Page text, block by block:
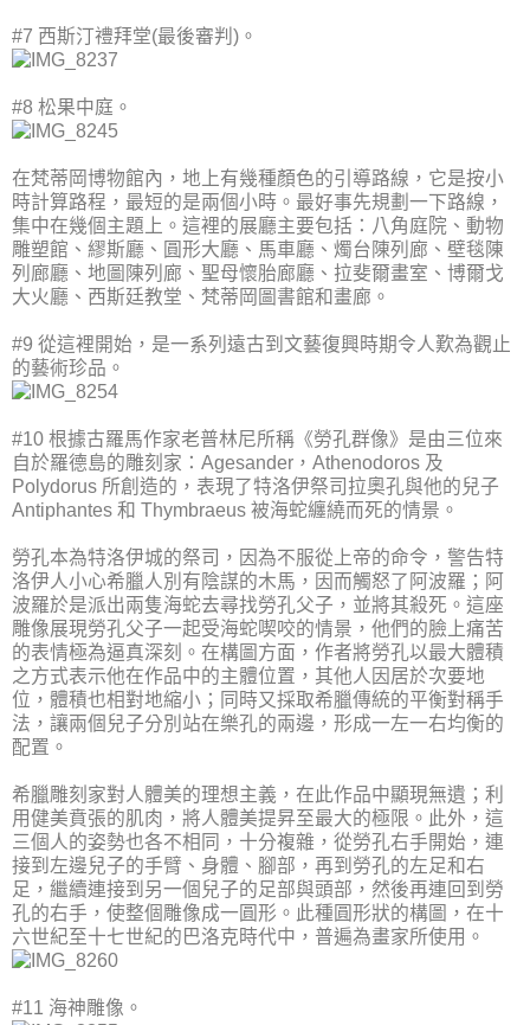
#7 西斯汀禮拜堂(最後審判)。
#8 松果中庭。
在梵蒂岡博物館內，地上有幾種顏色的引導路線，它是按小
時計算路程，最短的是兩個小時。最好事先規劃一下路線，
集中在幾個主題上。這裡的展廳主要包括：八角庭院、動物
雕塑館、繆斯廳、圓形大廳、馬車廳、燭台陳列廊、壁毯陳
列廊廳、地圖陳列廊、聖母懷胎廊廳、拉斐爾畫室、博爾戈
大火廳、西斯廷教堂、梵蒂岡圖書館和畫廊。
#9 從這裡開始，是一系列遠古到文藝復興時期令人歎為觀止
的藝術珍品。
#10 根據古羅馬作家老普林尼所稱《勞孔群像》是由三位來
自於羅德島的雕刻家：Agesander，Athenodoros 及
Polydorus 所創造的，表現了特洛伊祭司拉奧孔與他的兒子
Antiphantes 和 Thymbraeus 被海蛇纏繞而死的情景。
勞孔本為特洛伊城的祭司，因為不服從上帝的命令，警告特
洛伊人小心希臘人別有陰謀的木馬，因而觸怒了阿波羅；阿
波羅於是派出兩隻海蛇去尋找勞孔父子，並將其殺死。這座
雕像展現勞孔父子一起受海蛇喫咬的情景，他們的臉上痛苦
的表情極為逼真深刻。在構圖方面，作者將勞孔以最大體積
之方式表示他在作品中的主體位置，其他人因居於次要地
位，體積也相對地縮小；同時又採取希臘傳統的平衡對稱手
法，讓兩個兒子分別站在樂孔的兩邊，形成一左一右均衡的
配置。
希臘雕刻家對人體美的理想主義，在此作品中顯現無遺；利
用健美賁張的肌肉，將人體美提昇至最大的極限。此外，這
三個人的姿勢也各不相同，十分複雜，從勞孔右手開始，連
接到左邊兒子的手臂、身體、腳部，再到勞孔的左足和右
足，繼續連接到另一個兒子的足部與頭部，然後再連回到勞
孔的右手，使整個雕像成一圓形。此種圓形狀的構圖，在十
六世紀至十七世紀的巴洛克時代中，普遍為畫家所使用。
#11 海神雕像。